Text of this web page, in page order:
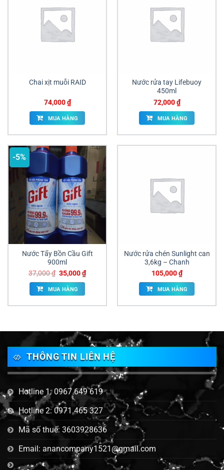
Chai xịt muỗi RAID
74,000₫
MUA HÀNG
Nước rửa tay Lifebuoy
450ml
72,000₫
MUA HÀNG
-5%
Nước Tẩy Bồn Cầu Gift
900ml
37,000₫ Giá
gốc
là:
37,000 ₫.
35,000₫Giá
hiện
MUA HÀNG
Nước rửa chén Sunlight can
3,6kg – Chanh
105,000₫
MUA HÀNG
THÔNG TIN LIÊN HỆ
Hotline 1: 0967 649 619
Hotline 2: 0971 465 327
Mã số thuế: 3603928636
Email: anancompany1521@gmail.com